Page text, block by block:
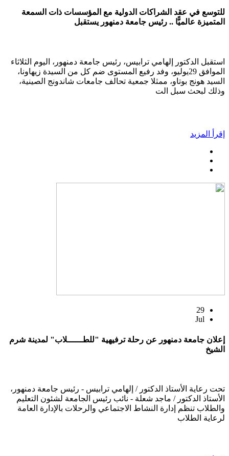
للتوسع في عقد الشراكات الدولية مع المؤسسات ذات السمعة
المتميزة عالميًّا .. رئيس جامعة دمنهور يستقبل
استقبل الدكتور إلهامي ترابيس، رئيس جامعة دمنهور، اليوم الثلاثاء
الموافق 29يوليو، وفد رفيع المستوى ضم كل من السيدة زيهاونا،
السيد هونج بوتاو، ممثلا جمعية تحالف جامعات شاندونج الصينية،
وذلك لبحث سبل الت
إقرأ المزيد
29
Jul
إعلان جامعة دمنهور عن رحلة ترفيهية "للطــــــلاب" لمدينة شرم
الشيخ
تحت رعاية الأستاذ الدكتور / إلهامي ترابيس - رئيس جامعة دمنهور،
الأستاذ الدكتور / ماجد شعلة - نائب رئيس الجامعة لشئون التعليم
والطلاب تنظم إدارة النشاط الاجتماعي والرحلات بالإدارة العامة
لرعاية الطلاب